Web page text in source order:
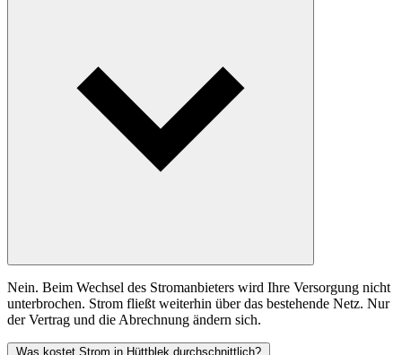
Nein. Beim Wechsel des Stromanbieters wird Ihre Versorgung nicht
unterbrochen. Strom fließt weiterhin über das bestehende Netz. Nur
der Vertrag und die Abrechnung ändern sich.
Was kostet Strom in Hüttblek durchschnittlich?